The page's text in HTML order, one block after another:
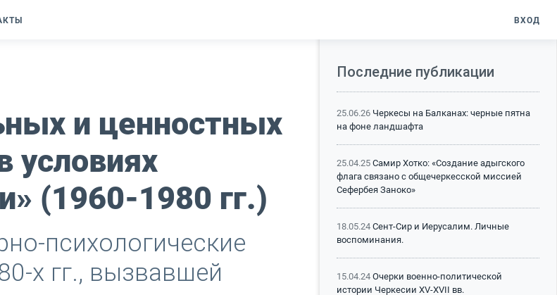
ВХОД
и ценностных
условиях
(1960-1980 гг.)
психологические
х гг., вызвавшей
Последние публикации
25.06.26 Черкесы на Балканах: черные пятна
на фоне ландшафта
25.04.25 Самир Хотко: «Создание адыгского
флага связано с общечеркесской миссией
Сефербея Заноко»
18.05.24 Сент-Сир и Иерусалим. Личные
воспоминания.
15.04.24 Очерки военно-политической
истории Черкесии XV-XVII вв.